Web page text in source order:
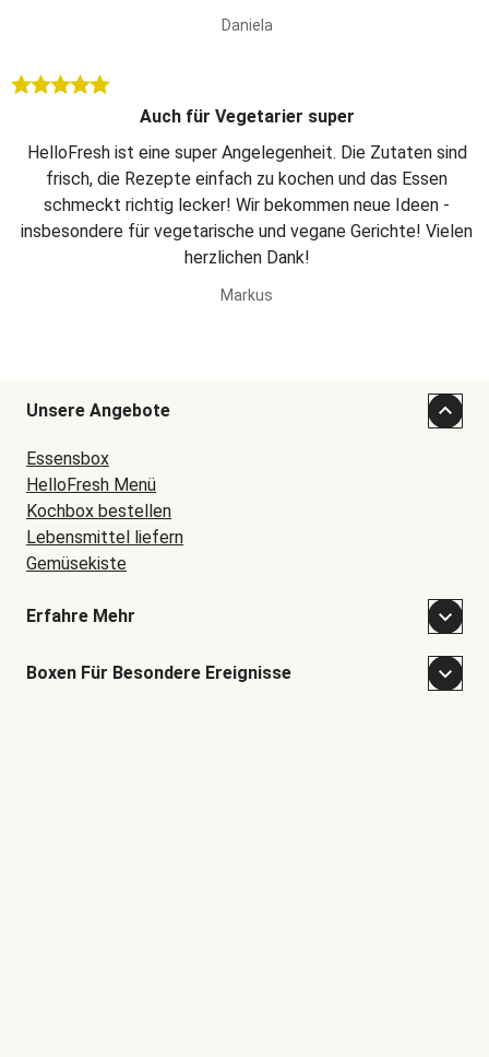
Daniela
Auch für Vegetarier super
HelloFresh ist eine super Angelegenheit. Die Zutaten sind
frisch, die Rezepte einfach zu kochen und das Essen
schmeckt richtig lecker! Wir bekommen neue Ideen -
insbesondere für vegetarische und vegane Gerichte! Vielen
herzlichen Dank!
Markus
Unsere Angebote
Essensbox
HelloFresh Menü
Kochbox bestellen
Lebensmittel liefern
Gemüsekiste
Erfahre Mehr
Boxen Für Besondere Ereignisse